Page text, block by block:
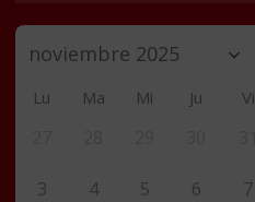
Lu Ma Mi Ju Vi
3 4 5 6 7